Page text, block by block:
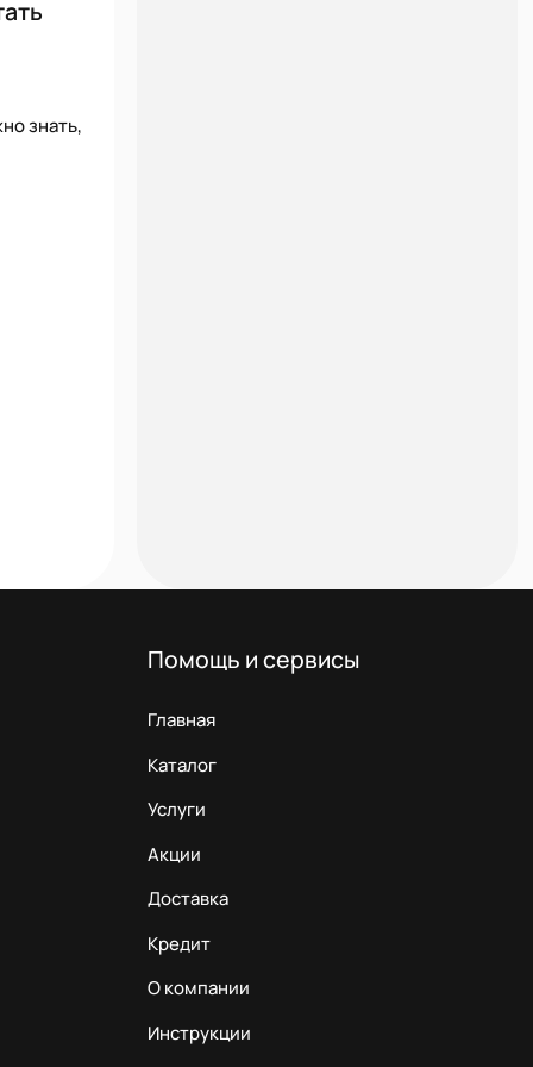
знать,
Помощь и сервисы
Главная
Каталог
Услуги
Акции
Доставка
Кредит
О компании
Инструкции